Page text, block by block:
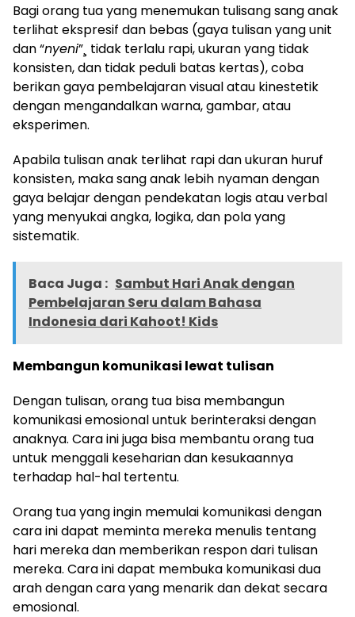
Bagi orang tua yang menemukan tulisang sang anak
terlihat ekspresif dan bebas (gaya tulisan yang unit
dan “nyeni”¸ tidak terlalu rapi, ukuran yang tidak
konsisten, dan tidak peduli batas kertas), coba
berikan gaya pembelajaran visual atau kinestetik
dengan mengandalkan warna, gambar, atau
eksperimen.
Apabila tulisan anak terlihat rapi dan ukuran huruf
konsisten, maka sang anak lebih nyaman dengan
gaya belajar dengan pendekatan logis atau verbal
yang menyukai angka, logika, dan pola yang
sistematik.
Baca Juga : Sambut Hari Anak dengan
Pembelajaran Seru dalam Bahasa
Indonesia dari Kahoot! Kids
Membangun komunikasi lewat tulisan
Dengan tulisan, orang tua bisa membangun
komunikasi emosional untuk berinteraksi dengan
anaknya. Cara ini juga bisa membantu orang tua
untuk menggali keseharian dan kesukaannya
terhadap hal-hal tertentu.
Orang tua yang ingin memulai komunikasi dengan
cara ini dapat meminta mereka menulis tentang
hari mereka dan memberikan respon dari tulisan
mereka. Cara ini dapat membuka komunikasi dua
arah dengan cara yang menarik dan dekat secara
emosional.